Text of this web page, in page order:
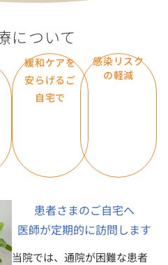
について
緩和ケアを
安らげるご
自宅で
感染リスク
の軽減
患者さまのご自宅へ
医師が定期的に訪問します
当院では、通院が困難な患者